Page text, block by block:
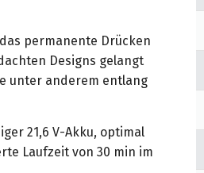
permanente Drücken
Designs gelangt
unter anderem entlang
21,6 V-Akku, optimal
Laufzeit von 30 min im